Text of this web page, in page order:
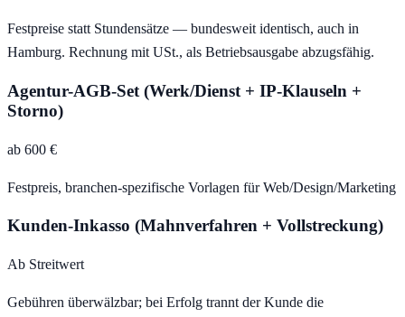
Festpreise statt Stundensätze — bundesweit identisch, auch in
Hamburg. Rechnung mit USt., als Betriebsausgabe abzugsfähig.
Agentur-AGB-Set (Werk/Dienst + IP-Klauseln +
Storno)
ab 600 €
Festpreis, branchen-spezifische Vorlagen für Web/Design/Marketing
Kunden-Inkasso (Mahnverfahren + Vollstreckung)
Ab Streitwert
Gebühren überwälzbar; bei Erfolg trannt der Kunde die